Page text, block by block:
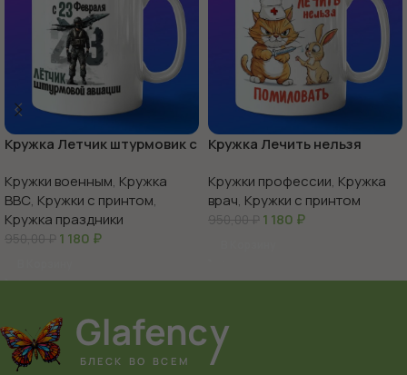
Кружка Летчик штурмовик с
Кружки военным, Кружка
ВВС, Кружки с принтом,
Кружка праздники
950,00₽ 1 180 ₽
Кружка Лечить нельзя
Кружки профессии, Кружка
врач, Кружки с принтом
950,00₽ 1 180 ₽